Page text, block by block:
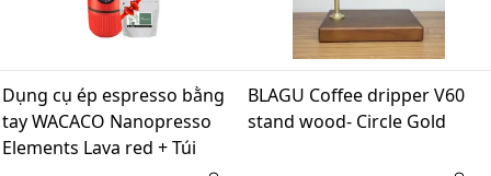
Dụng cụ ép espresso bằng
tay WACACO Nanopresso
Elements Lava red + Túi
BLAGU Coffee dripper V60
stand wood- Circle Gold